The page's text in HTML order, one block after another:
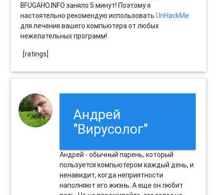
BFUGAHO.INFO заняло 5 минут! Поэтому я
настоятельно рекомендую использоватьUnHackMe
для лечения вашего компьютера от любых
нежелательных программ!
[ratings]
Андрей
"Вирусолог"
Андрей - обычный парень, который
пользуется компьютером каждый день, и
ненавидит, когда неприятности
наполняют его жизнь. А еще он любит